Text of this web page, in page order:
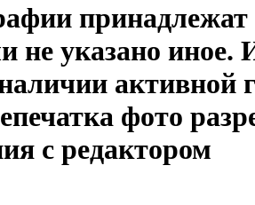
не указано иное.
активной
фото
с редактором